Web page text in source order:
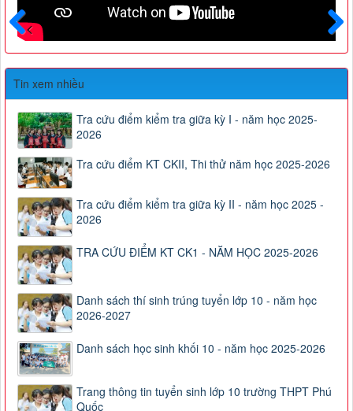
Sau
Trước
Tin xem nhiều
Tra cứu điểm kiểm tra giữa kỳ I - năm học 2025-
2026
Tra cứu điểm KT CKII, Thi thử năm học 2025-2026
Tra cứu điểm kiểm tra giữa kỳ II - năm học 2025 -
2026
TRA CỨU ĐIỂM KT CK1 - NĂM HỌC 2025-2026
Danh sách thí sinh trúng tuyển lớp 10 - năm học
2026-2027
Danh sách học sinh khối 10 - năm học 2025-2026
Trang thông tin tuyển sinh lớp 10 trường THPT Phú
Quốc